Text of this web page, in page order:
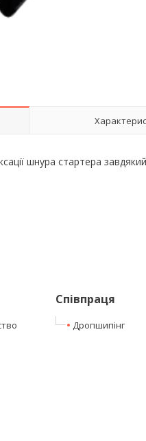
шнура стартера
Співпраця
Дропшипінг